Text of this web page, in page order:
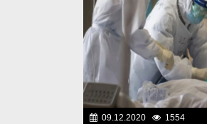
09.12.2020 1554